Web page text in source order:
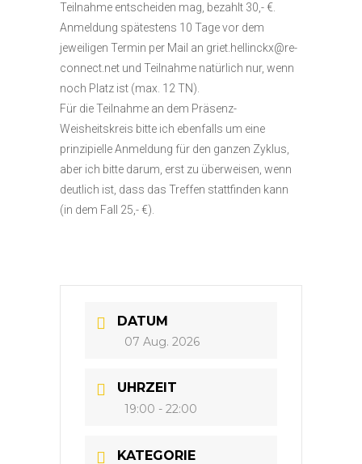
Teilnahme entscheiden mag, bezahlt 30,- €.
Anmeldung spätestens 10 Tage vor dem
jeweiligen Termin per Mail an griet.hellinckx@re-
connect.net und Teilnahme natürlich nur, wenn
noch Platz ist (max. 12 TN).
Für die Teilnahme an dem Präsenz-
Weisheitskreis bitte ich ebenfalls um eine
prinzipielle Anmeldung für den ganzen Zyklus,
aber ich bitte darum, erst zu überweisen, wenn
deutlich ist, dass das Treffen stattfinden kann
(in dem Fall 25,- €).
DATUM
07 Aug. 2026
UHRZEIT
19:00 - 22:00
KATEGORIE